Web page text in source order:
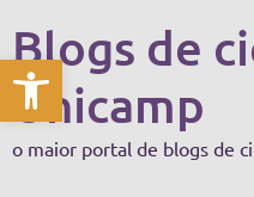
Abrir a barra
Blogs de
Unicamp
o maior portal de blogs de